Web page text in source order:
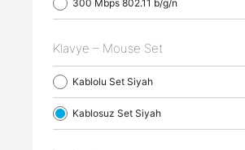
300 Mbps 802.11 b/g/n
Klavye – Mouse Set
Kablolu Set Siyah
Kablosuz Set Siyah